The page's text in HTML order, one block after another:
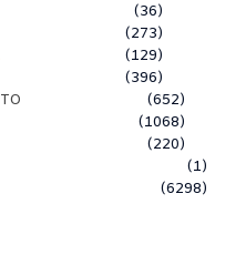
(36)
(273)
(129)
(396)
(652)
(1068)
(220)
(1)
(6298)